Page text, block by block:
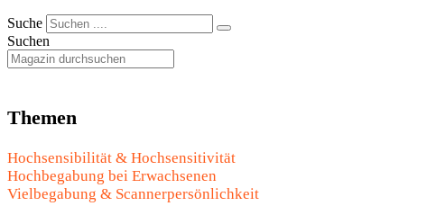
Suche
Suchen
Themen
Hochsensibilität & Hochsensitivität
Hochbegabung bei Erwachsenen
Vielbegabung & Scannerpersönlichkeit